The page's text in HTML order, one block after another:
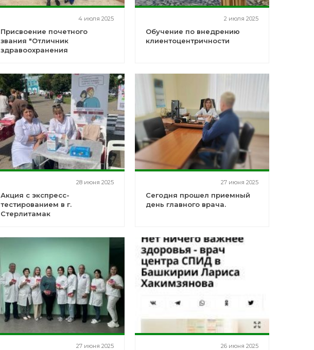
4 июля 2025
Присвоение почетного
звания "Отличник
здравоохранения
2 июля 2025
Обучение по внедрению
клиентоцентричности
28 июня 2025
Акция с экспресс-
тестированием в г.
Стерлитамак
27 июня 2025
Сегодня прошел приемный
день главного врача.
27 июня 2025 26 июня 2025